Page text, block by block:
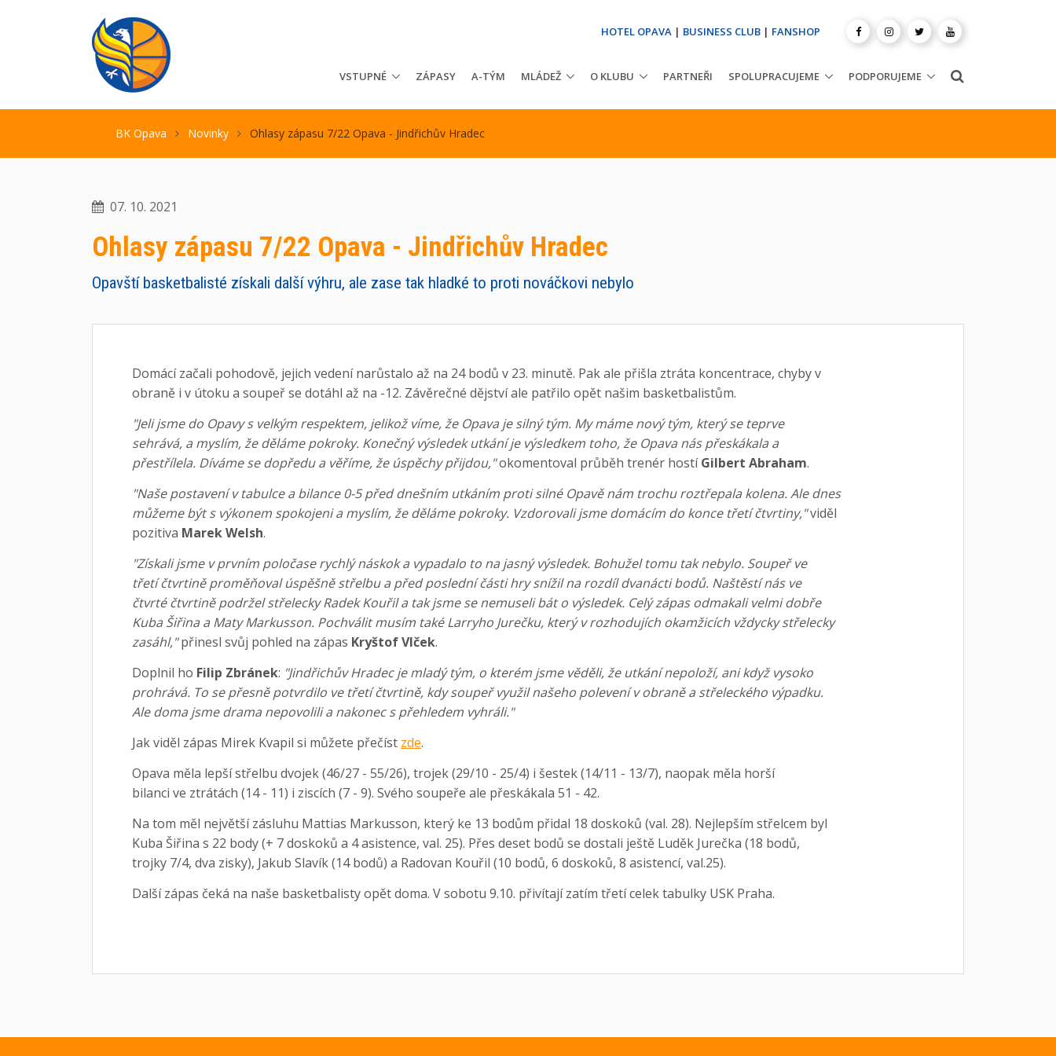
HOTEL OPAVA | BUSINESS CLUB | FANSHOP
VSTUPNÉ ZÁPASY A-TÝM MLÁDEŽ O KLUBU PARTNEŘI SPOLUPRACUJEME PODPORUJEME
BK Opava Novinky Ohlasy zápasu 7/22 Opava - Jindřichův Hradec
07. 10. 2021
Ohlasy zápasu 7/22 Opava - Jindřichův Hradec
Opavští basketbalisté získali další výhru, ale zase tak hladké to proti nováčkovi nebylo
Domácí začali pohodově, jejich vedení narůstalo až na 24 bodů v 23. minutě. Pak ale přišla ztráta koncentrace, chyby v
obraně i v útoku a soupeř se dotáhl až na -12. Závěrečné dějství ale patřilo opět našim basketbalistům.
"Jeli jsme do Opavy s velkým respektem, jelikož víme, že Opava je silný tým. My máme nový tým, který se teprve
sehrává, a myslím, že děláme pokroky. Konečný výsledek utkání je výsledkem toho, že Opava nás přeskákala a
přestřílela. Díváme se dopředu a věříme, že úspěchy přijdou,"okomentoval průběh trenér hostíGilbert Abraham.
"Naše postavení v tabulce a bilance 0-5 před dnešním utkáním proti silné Opavě nám trochu roztřepala kolena. Ale dnes
můžeme být s výkonem spokojeni a myslím, že děláme pokroky. Vzdorovali jsme domácím do konce třetí čtvrtiny,"viděl
pozitiva Marek Welsh.
"Získali jsme v prvním poločase rychlý náskok a vypadalo to na jasný výsledek. Bohužel tomu tak nebylo. Soupeř ve
třetí čtvrtině proměňoval úspěšně střelbu a před poslední části hry snížil na rozdíl dvanácti bodů. Naštěstí nás ve
čtvrté čtvrtině podržel střelecky Radek Kouřil a tak jsme se nemuseli bát o výsledek. Celý zápas odmakali velmi dobře
Kuba Šiřina a Maty Markusson. Pochválit musím také Larryho Jurečku, který v rozhodujích okamžicích vždycky střelecky
zasáhl,"přinesl svůj pohled na zápas Kryštof Vlček.
Doplnil ho Filip Zbránek: "Jindřichův Hradec je mladý tým, o kterém jsme věděli, že utkání nepoloží, ani když vysoko
prohrává. To se přesně potvrdilo ve třetí čtvrtině, kdy soupeř využil našeho polevení v obraně a střeleckého výpadku.
Ale doma jsme drama nepovolili a nakonec s přehledem vyhráli."
Jak viděl zápas Mirek Kvapil si můžete přečíst zde.
Opava měla lepší střelbu dvojek (46/27 - 55/26), trojek (29/10 - 25/4) i šestek (14/11 - 13/7), naopak měla horší
bilanci ve ztrátách (14 - 11) i ziscích (7 - 9). Svého soupeře ale přeskákala 51 - 42.
Na tom měl největší zásluhu Mattias Markusson, který ke 13 bodům přidal 18 doskoků (val. 28). Nejlepším střelcem byl
Kuba Šiřina s 22 body (+ 7 doskoků a 4 asistence, val. 25). Přes deset bodů se dostali ještě Luděk Jurečka (18 bodů,
trojky 7/4, dva zisky), Jakub Slavík (14 bodů) a Radovan Kouřil (10 bodů, 6 doskoků, 8 asistencí, val.25).
Další zápas čeká na naše basketbalisty opět doma. V sobotu 9.10. přivítají zatím třetí celek tabulky USK Praha.